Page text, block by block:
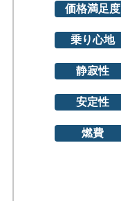
価格満足度
乗り心地
静寂性
安定性
燃費